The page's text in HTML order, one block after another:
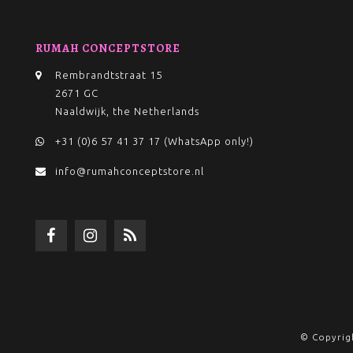
tanning
Van een
Leuk voor
RUMAH CONCEPTSTORE
Rembrandtstraat 15
2671 GC
Naaldwijk, the Netherlands
+31 (0)6 57 41 37 17 (WhatsApp only!)
info@rumahconceptstore.nl
©